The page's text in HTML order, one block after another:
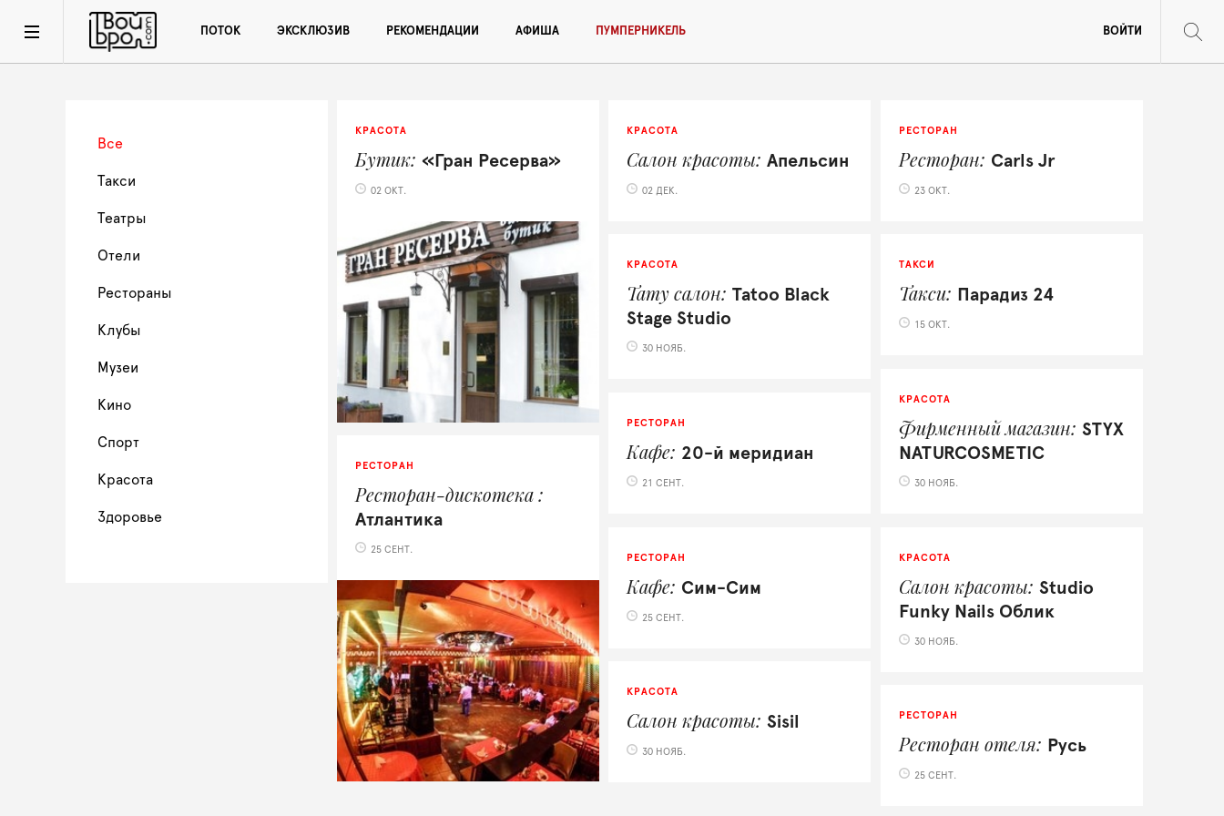
ПОТОК ЭКСКЛЮЗИВ РЕКОМЕНДАЦИИ АФИША ПУМПЕРНИКЕЛЬ ВОЙТИ
Все
Такси
Театры
Отели
Рестораны
Клубы
Музеи
Кино
Спорт
Красота
Здоровье
КРАСОТА
Бутик «Гран Ресерва»
02 ОКТ.
КРАСОТА
Салон красоты Апельсин
02 ДЕК.
РЕСТОРАН
Ресторан Carls Jr
23 ОКТ.
КРАСОТА
Тату салон Tatoo Black
Stage Studio
30 НОЯБ.
ТАКСИ
Такси Парадиз 24
15 ОКТ.
КРАСОТА
Фирменный магазин STYX
NATURCOSMETIC
30 НОЯБ.
РЕСТОРАН
Кафе 20-й меридиан
21 СЕНТ.
РЕСТОРАН
Ресторан-дискотека
Атлантика
25 СЕНТ.
РЕСТОРАН
Кафе Сим-Сим
25 СЕНТ.
КРАСОТА
Салон красоты Studio
Funky Nails Облик
30 НОЯБ.
КРАСОТА
Салон красоты Sisil
30 НОЯБ.
РЕСТОРАН
Ресторан отеля Русь
25 СЕНТ.